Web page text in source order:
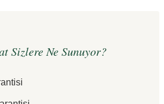
Sizlere Ne Sunuyor?